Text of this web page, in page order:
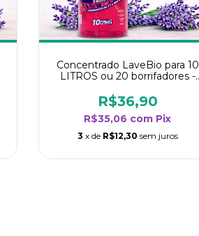
Concentrado LaveBio para 10
LITROS ou 20 borrifadores -
- Lavanda
R$36,90
R$35,06 com Pix
3 x de R$12,30 sem juros